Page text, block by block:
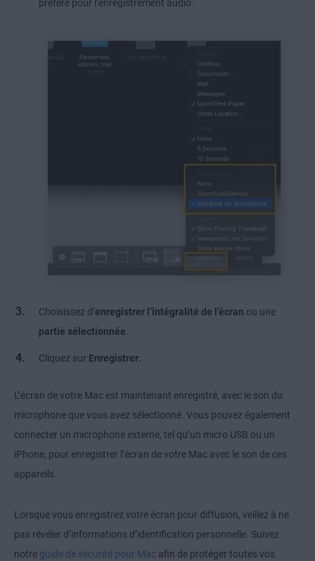
préféré pour l’enregistrement audio.
Choisissez d’enregistrer l’intégralité de l’écran ou une
partie sélectionnée
Cliquez sur Enregistrer
L’écran de votre Mac est maintenant enregistré, avec le son du
microphone que vous avez sélectionné. Vous pouvez également
connecter un microphone externe, tel qu’un micro USB ou un
iPhone, pour enregistrer l’écran de votre Mac avec le son de ces
appareils.
Lorsque vous enregistrez votre écran pour diffusion, veillez à ne
pas révéler d’informations d’identification personnelle. Suivez
notre guide de sécurité pour Mac afin de protéger toutes vos